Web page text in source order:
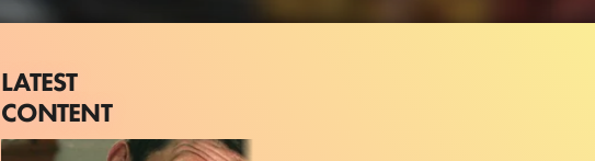
LATEST
CONTENT